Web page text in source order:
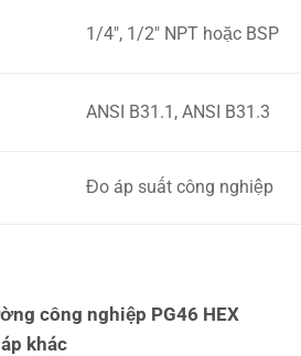
1/4″, 1/2″ NPT hoặc BSP
ANSI B31.1, ANSI B31.3
Đo áp suất công nghiệp
công nghiệp PG46 HEX
khác